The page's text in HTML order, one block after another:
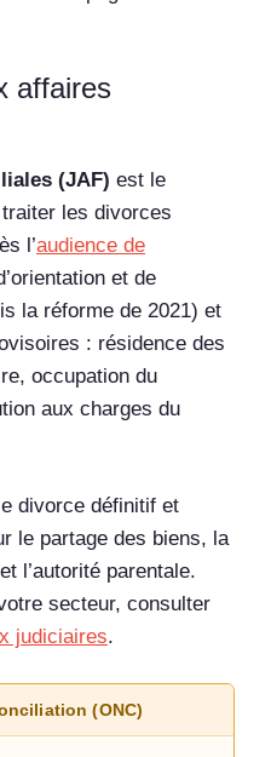
affaires
(JAF) est le
les divorces
l’audience de
et de
la réforme de 2021) et
: résidence des
occupation du
aux charges du
divorce définitif et
le partage des biens, la
et l’autorité parentale.
secteur, consulter
judiciaires.
(ONC)